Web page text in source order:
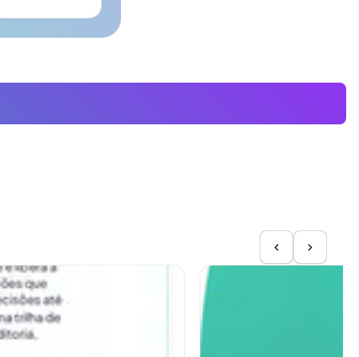
Ver mais